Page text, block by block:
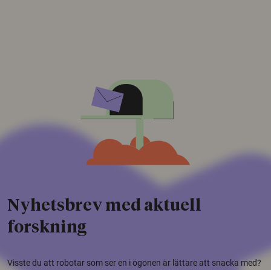
Nyhetsbrev med aktuell
forskning
Visste du att robotar som ser en i ögonen är lättare att snacka med?